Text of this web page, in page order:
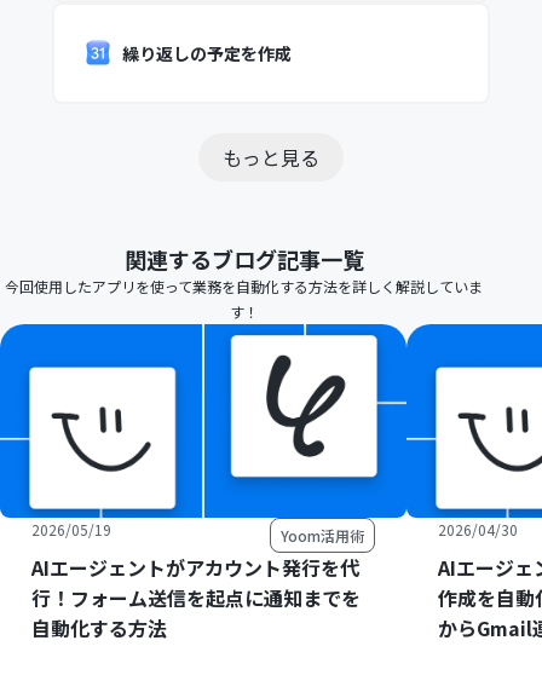
繰り返しの予定を作成
もっと見る
関連するブログ記事一覧
今回使用したアプリを使って業務を自動化する方法を詳しく解説していま
す！
2026/05/19 Yoom活用術
AIエージェントがアカウント発行を代
行！フォーム送信を起点に通知までを
自動化する方法
2026/04/30
AIエージェ
作成を自動
からGmail